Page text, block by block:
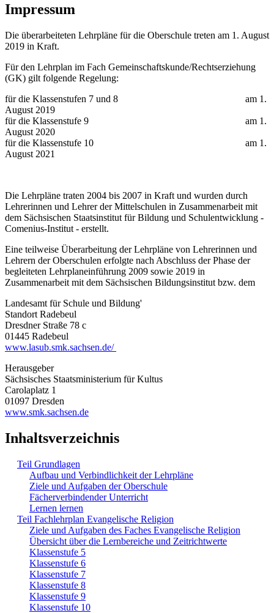
Impressum
Die überarbeiteten Lehrpläne für die Oberschule treten am 1. August
2019 in Kraft.
Für den Lehrplan im Fach Gemeinschaftskunde/Rechtserziehung
(GK) gilt folgende Regelung:
für die Klassenstufen 7 und 8 am 1.
August 2019
für die Klassenstufe 9 am 1.
August 2020
für die Klassenstufe 10 am 1.
August 2021
Die Lehrpläne traten 2004 bis 2007 in Kraft und wurden durch
Lehrerinnen und Lehrer der Mittelschulen in Zusammenarbeit mit
dem Sächsischen Staatsinstitut für Bildung und Schulentwicklung -
Comenius-Institut - erstellt.
Eine teilweise Überarbeitung der Lehrpläne von Lehrerinnen und
Lehrern der Oberschulen erfolgte nach Abschluss der Phase der
begleiteten Lehrplaneinführung 2009 sowie 2019 in
Zusammenarbeit mit dem Sächsischen Bildungsinstitut bzw. dem
Landesamt für Schule und Bildung'
Standort Radebeul
Dresdner Straße 78 c
01445 Radebeul
www.lasub.smk.sachsen.de/
Herausgeber
Sächsisches Staatsministerium für Kultus
Carolaplatz 1
01097 Dresden
www.smk.sachsen.de
Inhaltsverzeichnis
Teil Grundlagen
Aufbau und Verbindlichkeit der Lehrpläne
Ziele und Aufgaben der Oberschule
Fächerverbindender Unterricht
Lernen lernen
Teil Fachlehrplan Evangelische Religion
Ziele und Aufgaben des Faches Evangelische Religion
Übersicht über die Lernbereiche und Zeitrichtwerte
Klassenstufe 5
Klassenstufe 6
Klassenstufe 7
Klassenstufe 8
Klassenstufe 9
Klassenstufe 10